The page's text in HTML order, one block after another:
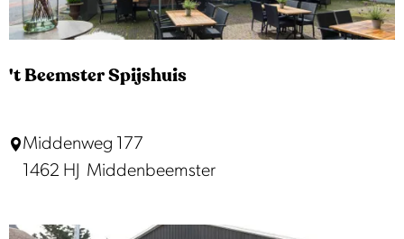
r
d
e
't Beemster Spijshuis
'
e
Middenweg 177
1462 HJ Middenbeemster